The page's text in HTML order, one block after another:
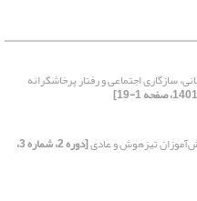
سازگاری اجتماعی و رفتار پرخاشگرانه
تیزهوش و عادی [دوره 2، شماره 3،